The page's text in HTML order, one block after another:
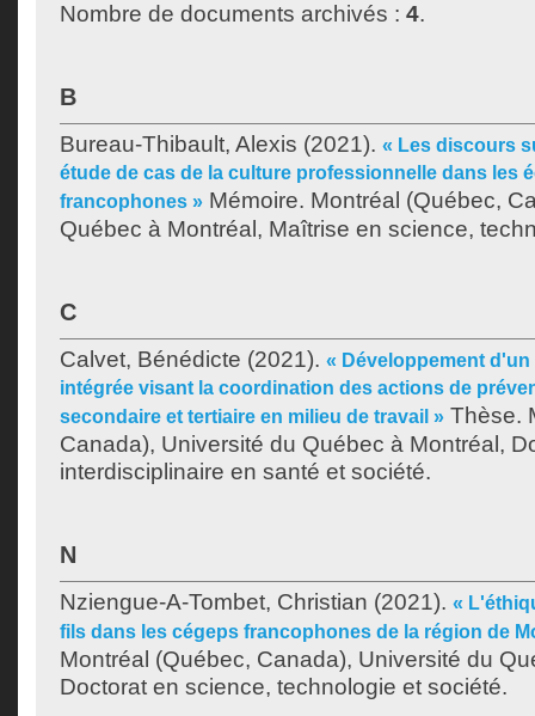
Nombre de documents archivés : 4.
B
Bureau-Thibault, Alexis (2021). « Les discours
étude de cas de la culture professionnelle dans les
francophones » Mémoire. Montréal (Québec,
Québec à Montréal, Maîtrise en science,
C
Calvet, Bénédicte (2021). « Développement
intégrée visant la coordination des actions de
secondaire et tertiaire en milieu de travail » Thèse.
Canada), Université du Québec à Montréal,
interdisciplinaire en santé et société.
N
Nziengue-A-Tombet, Christian (2021). «
fils dans les cégeps francophones de la région de
Montréal (Québec, Canada), Université du
Doctorat en science, technologie et société.